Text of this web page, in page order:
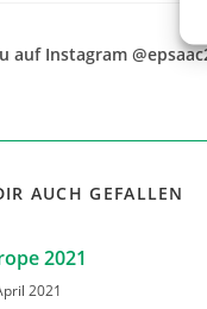
auf Instagram
AUCH GEFALLEN
2021
2021